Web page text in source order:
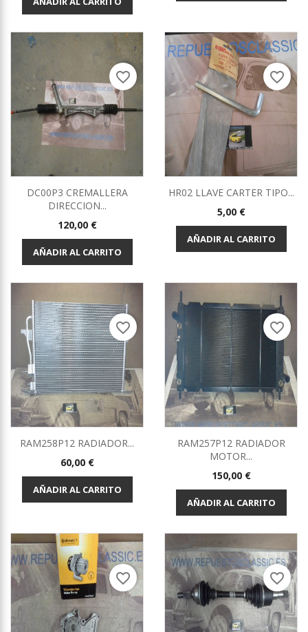
DC00P3 CREMALLERA
DIRECCION...
Precio
120,00 €
AÑADIR AL CARRITO
favorite_border
HR02 LLAVE CARTER TIPO...
Precio
5,00 €
AÑADIR AL CARRITO
favorite_border
RAM258P12 RADIADOR...
Precio
60,00 €
AÑADIR AL CARRITO
favorite_border
RAM257P12 RADIADOR
MOTOR...
Precio
150,00 €
AÑADIR AL CARRITO
favorite_border
favorite_border favorite_border